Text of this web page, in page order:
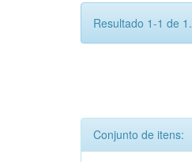
Resultado 1-1 de 1.
Conjunto de itens: